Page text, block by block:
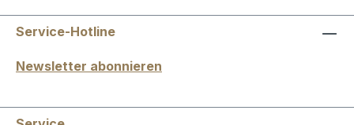
Service-Hotline
Newsletter abonnieren